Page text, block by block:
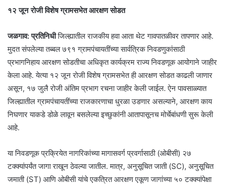
१२ जून रोजी विशेष ग्रामसभेत आरक्षण सोडत
जळगाव: प्रतिनिधीजिल्ह्यातील राजकीय हवा आता थेट गावपातळीवर तापणार आहे.
मुदत संपलेल्या तब्बल ७९१ ग्रामपंचायतींच्या सार्वत्रिक निवडणुकांसाठी
प्रभागनिहाय आरक्षण सोडतीचा अधिकृत कार्यक्रम राज्य निवडणूक आयोगाने जाहीर
केला आहे. येत्या १२ जून रोजी विशेष ग्रामसभेत ही आरक्षण सोडत काढली जाणार
असून, १७ जुलै रोजी अंतिम प्रभाग रचना जाहीर केली जाईल. ऐन पावसाळ्यात
जिल्ह्यातील ग्रामपंचायतींच्या राजकारणाचा धुरळा उडणार असल्याने, आरक्षण काय
निघणार याकडे डोळे लावून बसलेल्या इच्छुकांनी आतापासूनच मोर्चेबांधणी सुरू केली
आहे.
या निवडणूक प्रक्रियेत नागरिकांच्या मागासवर्ग प्रवर्गासाठी (ओबीसी) २७
टक्क्यांपर्यंत जागा राखून ठेवल्या जातील. मात्र, अनुसूचित जाती (SC), अनुसूचित
जमाती (ST) आणि ओबीसी यांचे एकत्रित आरक्षण एकूण जागांच्या ५० टक्क्यांपेक्षा